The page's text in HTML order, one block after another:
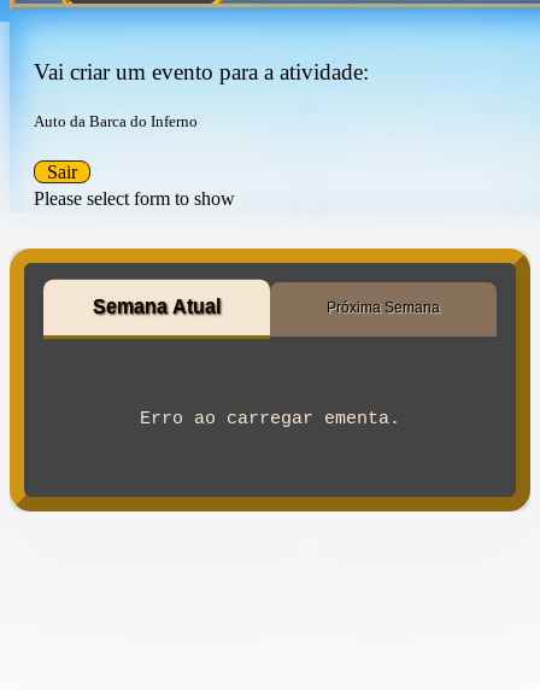
Vai criar um evento para a atividade:
Auto da Barca do Inferno
Please select form to show
Sair
Semana Atual Próxima Semana
Erro ao carregar ementa.